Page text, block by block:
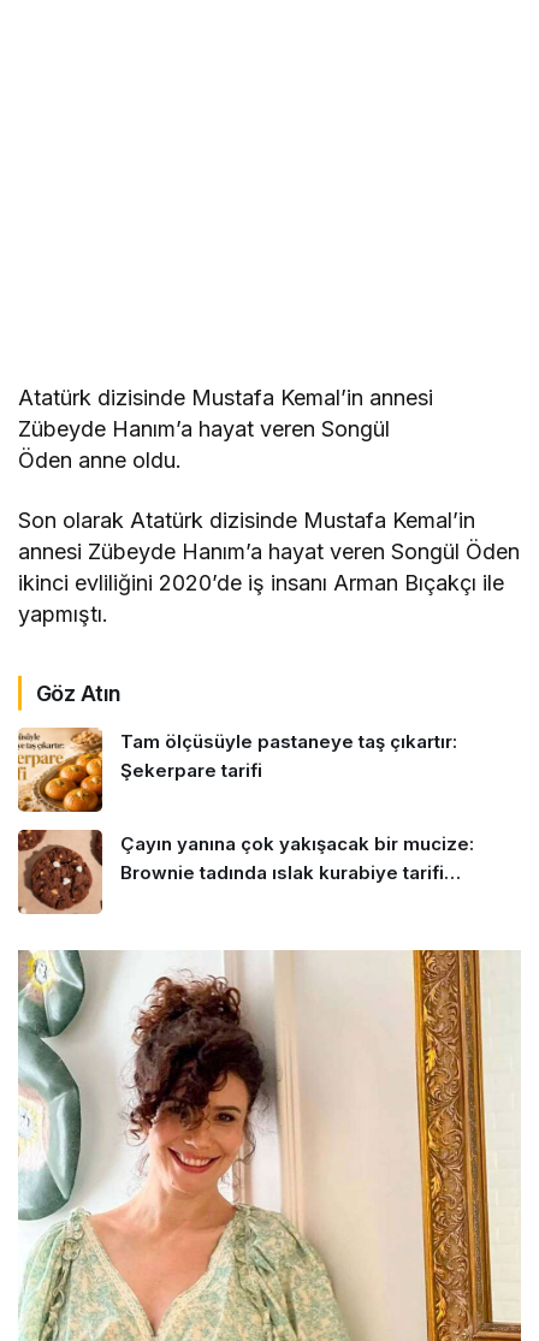
Atatürk dizisinde Mustafa Kemal’in annesi
Zübeyde Hanım’a hayat veren Songül
Öden anne oldu.
Son olarak Atatürk dizisinde Mustafa Kemal’in
annesi Zübeyde Hanım’a hayat veren Songül Öden
ikinci evliliğini 2020’de iş insanı Arman Bıçakçı ile
yapmıştı.
Göz Atın
Tam ölçüsüyle pastaneye taş çıkartır:
Şekerpare tarifi
Çayın yanına çok yakışacak bir mucize:
Brownie tadında ıslak kurabiye tarifi…